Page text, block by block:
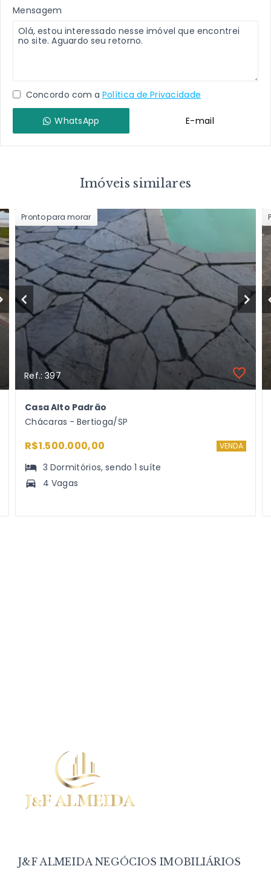
Mensagem
Concordo com a Política de Privacidade
WhatsApp E-mail
Imóveis similares
Pronto para morar
Ref.: 397
Casa Alto Padrão
Chácaras - Bertioga/SP
R$1.500.000,00 VENDA
3 Dormitórios, sendo1 suíte
4 Vagas
J&F ALMEIDA NEGÓCIOS IMOBILIÁRIOS